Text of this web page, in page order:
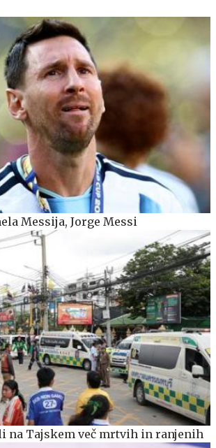
Messija, Jorge Messi
na Tajskem več mrtvih in ranjenih